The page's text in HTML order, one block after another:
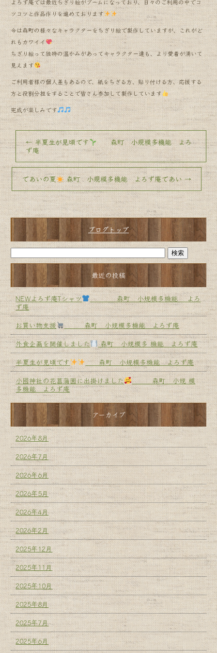
よろず庵では最近ちぎり絵がブームになっており、日々のご利用の中でコ
ツコツと作品作りを進めております
今は森町の様々なキャラクターをちぎり絵で製作していますが、これがど
れもカワイイ
ちぎり絵って独特の温かみがあってキャラクター達も、より愛着が湧いて
見えます
ご利用者様の個人差もあるので、紙をちぎる方、貼り付ける方、応援する
方と役割分担をすることで皆さん参加して製作しています
完成が楽しみです
←半夏生が見頃です
森町 小規模多機能 よろ
ず庵
であいの夏 森町 小規模多機能 よろず庵であい→
ブログトップ
最近の投稿
NEWよろず庵Tシャツ
森町 小規模多機能 よろ
ず庵
お買い物支援
森町 小規模多機能 よろず庵
外食企画を開催しました
森町 小規模多 機能 よろず庵
半夏生が見頃です
森町 小規模多機能 よろず庵
小國神社の花菖蒲園に出掛けました
森町 小規 模
多機能 よろず庵
アーカイブ
2026年8月
2026年7月
2026年6月
2026年5月
2026年4月
2026年2月
2025年12月
2025年11月
2025年10月
2025年8月
2025年7月
2025年6月